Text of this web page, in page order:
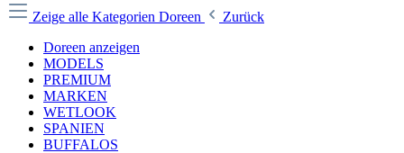
Zeige alle Kategorien Doreen
Zurück
Doreen anzeigen
MODELS
PREMIUM
MARKEN
WETLOOK
SPANIEN
BUFFALOS